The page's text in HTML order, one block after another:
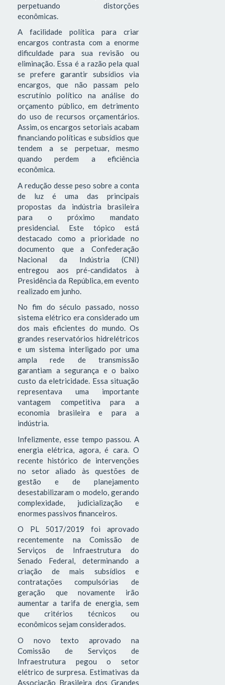
perpetuando distorções
econômicas.
A facilidade política para criar
encargos contrasta com a enorme
dificuldade para sua revisão ou
eliminação. Essa é a razão pela qual
se prefere garantir subsídios via
encargos, que não passam pelo
escrutínio político na análise do
orçamento público, em detrimento
do uso de recursos orçamentários.
Assim, os encargos setoriais acabam
financiando políticas e subsídios que
tendem a se perpetuar, mesmo
quando perdem a eficiência
econômica.
A redução desse peso sobre a conta
de luz é uma das principais
propostas da indústria brasileira
para o próximo mandato
presidencial. Este tópico está
destacado como a prioridade no
documento que a Confederação
Nacional da Indústria (CNI)
entregou aos pré-candidatos à
Presidência da República, em evento
realizado em junho.
No fim do século passado, nosso
sistema elétrico era considerado um
dos mais eficientes do mundo. Os
grandes reservatórios hidrelétricos
e um sistema interligado por uma
ampla rede de transmissão
garantiam a segurança e o baixo
custo da eletricidade. Essa situação
representava uma importante
vantagem competitiva para a
economia brasileira e para a
indústria.
Infelizmente, esse tempo passou. A
energia elétrica, agora, é cara. O
recente histórico de intervenções
no setor aliado às questões de
gestão e de planejamento
desestabilizaram o modelo, gerando
complexidade, judicialização e
enormes passivos financeiros.
O PL 5017/2019 foi aprovado
recentemente na Comissão de
Serviços de Infraestrutura do
Senado Federal, determinando a
criação de mais subsídios e
contratações compulsórias de
geração que novamente irão
aumentar a tarifa de energia, sem
que critérios técnicos ou
econômicos sejam considerados.
O novo texto aprovado na
Comissão de Serviços de
Infraestrutura pegou o setor
elétrico de surpresa. Estimativas da
Associação Brasileira dos Grandes